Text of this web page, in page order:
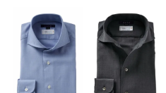
・オールシーズン用の温度調整
が高い
ウールは体温や外気温の変化
る特性があります。
▼スポット商品につき再入荷は
ください